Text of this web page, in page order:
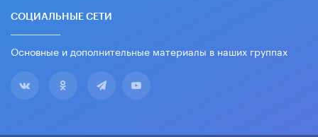
СОЦИАЛЬНЫЕ СЕТИ
Основные и дополнительные материалы в наших группах